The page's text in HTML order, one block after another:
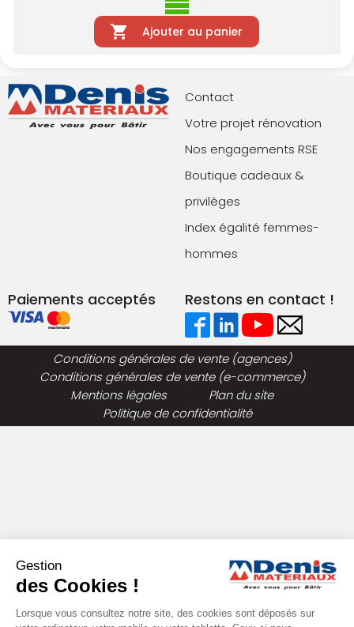
Ajouter au panier
Contact
Votre projet rénovation
Nos engagements RSE
Boutique cadeaux &
privilèges
Index égalité femmes-
hommes
Paiements acceptés Restons en contact !
Conditions générales de vente (agences)
Conditions générales de vente (e-commerce)
Mentions légales
Plan du site
Politique de confidentialité
Gestion
des Cookies !
Lorsque vous consultez notre site, des cookies sont déposés sur